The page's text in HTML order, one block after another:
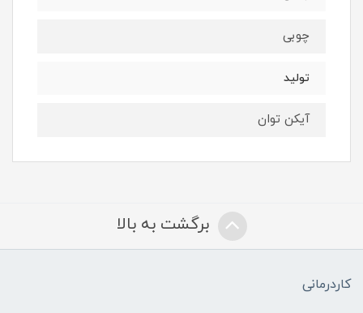
چوبی
تولید
آیکن توان
برگشت به بالا
کاردرمانی